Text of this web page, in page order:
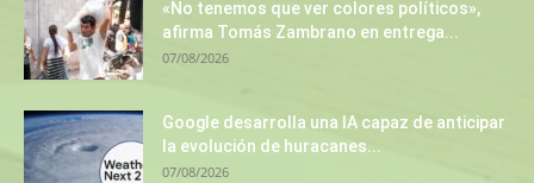
«No tenemos que ver colores políticos»,
afirma Tomás Zambrano en entrega...
07/08/2026
Google desarrolla una IA capaz de anticipar
la evolución de huracanes...
07/08/2026